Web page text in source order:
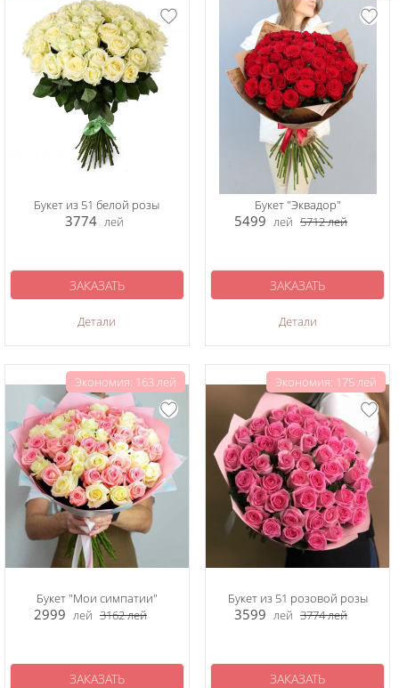
Букет из 51 белой розы
3774 лей
Детали
ЗАКАЗАТЬ
Букет "Эквадор"
5499 лей 5712лей
Детали
ЗАКАЗАТЬ
Экономия: 163 лей
Букет "Мои симпатии"
2999 лей 3162лей
ЗАКАЗАТЬ
Экономия: 175 лей
Букет из 51 розовой розы
3599 лей 3774лей
ЗАКАЗАТЬ